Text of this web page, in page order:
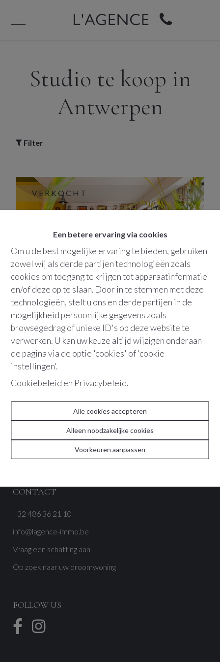
Een betere ervaring via cookies
Om u de best mogelijke ervaring te bieden, gebruiken
zowel wij als derde partijen technologieën zoals
cookies om toegang te krijgen tot apparaatinformatie
en/of deze op te slaan. Door in te stemmen met deze
technologieën, stelt u ons en derde partijen in de
mogelijkheid persoonlijke gegevens zoals
browsegedrag of unieke ID's op deze website te
verwerken. U kan uw keuze altijd wijzigen onderaan
de pagina via de optie 'cookies' of 'cookie
instellingen'.
Cookiebeleid en Privacybeleid.
Alle cookies accepteren
Alleen noodzakelijke cookies
Voorkeuren aanpassen
Studio te koop in
Antwerpen
Filter
VERKOCHT
2018Antwerpen
Karaktervolle studentenstudio | Harmonie
ABOUT
Team
Contact
Recente realisaties
CONTACT
+32 486 36 21 10
info@lagence-immo.be
Vraag een schatting aan
Op zoek naar uw droomwoning
FOLLOW US